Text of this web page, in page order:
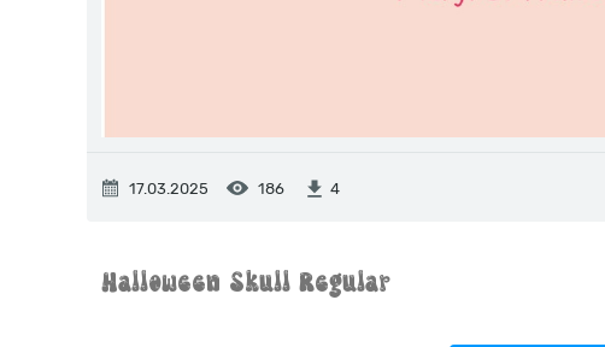
17.03.2025 186 4